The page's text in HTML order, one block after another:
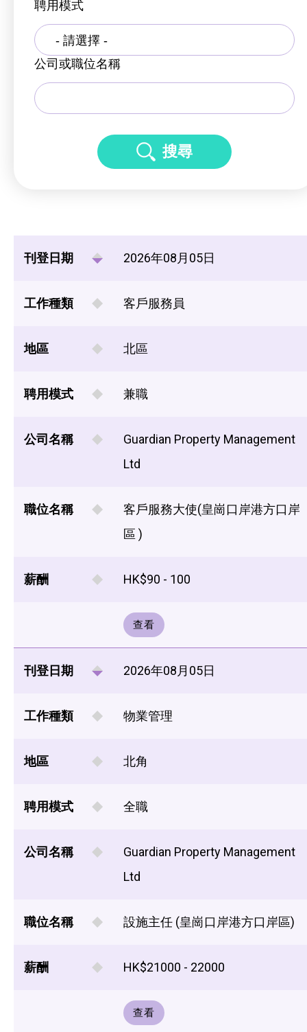
聘用模式
公司或職位名稱
搜尋
刊登日期 2026年08月05日
工作種類 客戶服務員
地區 北區
聘用模式 兼職
公司名稱
Guardian Property Management
Ltd
職位名稱
客戶服務大使(皇崗口岸港方口岸
區 )
薪酬 HK$90 - 100
查看
刊登日期 2026年08月05日
工作種類 物業管理
地區 北角
聘用模式 全職
公司名稱
Guardian Property Management
Ltd
職位名稱 設施主任 (皇崗口岸港方口岸區)
薪酬 HK$21000 - 22000
查看